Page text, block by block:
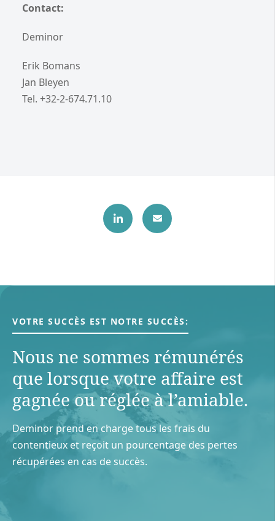
Contact:
Deminor
Erik Bomans
Jan Bleyen
Tel. +32-2-674.71.10
VOTRE SUCCÈS EST NOTRE SUCCÈS:
Nous ne sommes rémunérés
que lorsque votre aﬀaire est
gagnée ou réglée à l’amiable.
Deminor prend en charge tous les frais du
contentieux et reçoit un pourcentage des pertes
récupérées en cas de succès.